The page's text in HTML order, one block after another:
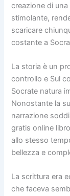
creazione di
stimolante,
scaricare
costante a
La storia è un
controllo e Sul
Socrate natura
Nonostante la
narrazione
gratis online
allo stesso
bellezza e
La scrittura era
che faceva